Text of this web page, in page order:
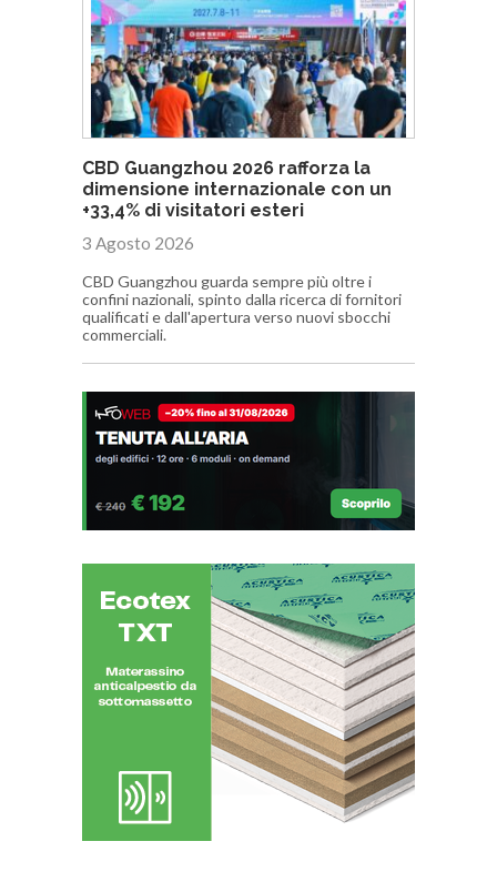
CBD Guangzhou 2026 rafforza la
dimensione internazionale con un
+33,4% di visitatori esteri
3 Agosto 2026
CBD Guangzhou guarda sempre più oltre i
confini nazionali, spinto dalla ricerca di fornitori
qualificati e dall'apertura verso nuovi sbocchi
commerciali.